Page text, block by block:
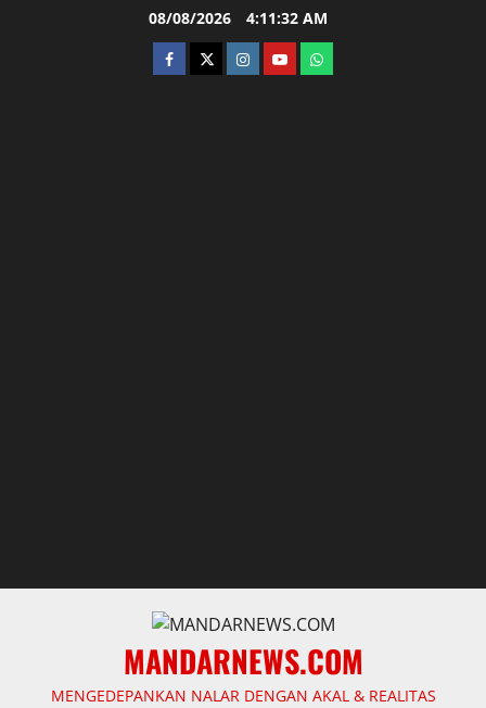
08/08/2026 4:11:33 AM
facebooktwitterinstagram.com
youtubewhatsapp
MANDARNEWS.COM
MENGEDEPANKAN NALAR DENGAN AKAL & REALITAS